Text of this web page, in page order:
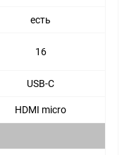
есть
16
USB-C
HDMI micro